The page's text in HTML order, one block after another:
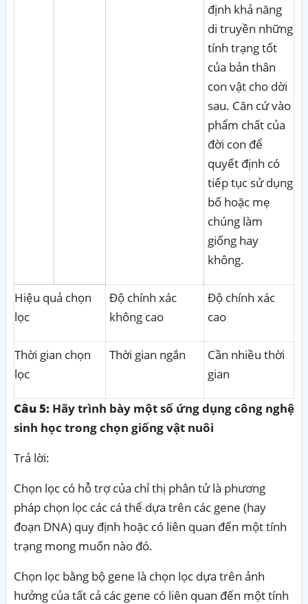
định khả năng
di truyền những
tính trạng tốt
của bản thân
con vật cho dời
sau. Căn cứ vào
phẩm chất của
đời con để
quyết định có
tiếp tục sử dụng
bố hoặc mẹ
chúng làm
giống hay
không.
Hiệu quả chọn
lọc
Độ chính xác
không cao
Độ chính xác
cao
Thời gian chọn
lọc
Thời gian ngắn
Cần nhiều thời
gian
Câu 5: Hãy trình bày một số ứng dụng công nghệ
sinh học trong chọn giống vật nuôi
Trả lời:
Chọn lọc có hỗ trợ của chỉ thị phân tử là phương
pháp chọn lọc các cá thể dựa trên các gene (hay
đoạn DNA) quy định hoặc có liên quan đến một tính
trạng mong muốn nào đó.
Chọn lọc bằng bộ gene là chọn lọc dựa trên ảnh
hưởng của tất cả các gene có liên quan đến một tính